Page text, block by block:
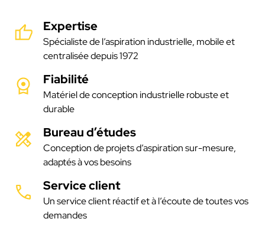
Expertise
Spécialiste de l’aspiration industrielle, mobile et
centralisée depuis 1972
Fiabilité
Matériel de conception industrielle robuste et
durable
Bureau d’études
Conception de projets d’aspiration sur-mesure,
adaptés à vos besoins
Service client
Un service client réactif et à l’écoute de toutes vos
demandes